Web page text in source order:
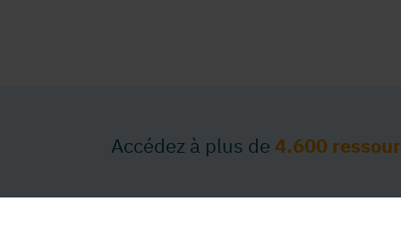
Accédez à plus de 4.600